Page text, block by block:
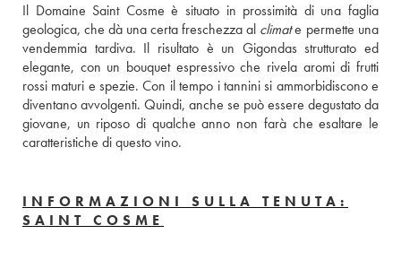
Il Domaine Saint Cosme è situato in prossimità di una faglia
geologica, che dà una certa freschezza al climat e permette una
vendemmia tardiva. Il risultato è un Gigondas strutturato ed
elegante, con un bouquet espressivo che rivela aromi di frutti
rossi maturi e spezie. Con il tempo i tannini si ammorbidiscono e
diventano avvolgenti. Quindi, anche se può essere degustato da
giovane, un riposo di qualche anno non farà che esaltare le
caratteristiche di questo vino.
INFORMAZIONI SULLA TENUTA:
SAINT COSME